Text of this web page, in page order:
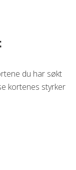
du har søkt
kortenes styrker